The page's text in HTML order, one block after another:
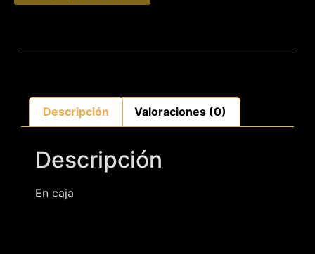
Descripción Valoraciones (0)
Descripción
En caja